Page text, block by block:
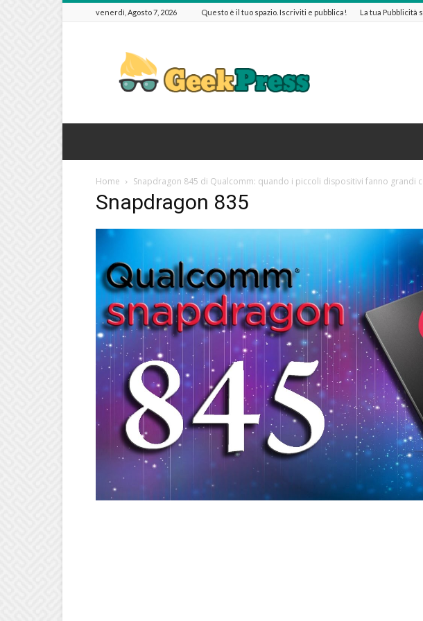
venerdì, Agosto 7, 2026 Questo è il tuo spazio. Iscriviti e pubblica! La tua Pubblicità
Home Snapdragon 845 di Qualcomm: quando i piccoli dispositivi fanno grandi
Snapdragon 835